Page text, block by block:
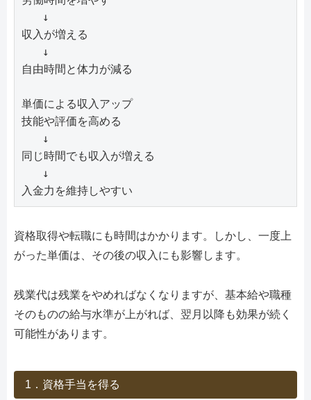
収入が増える
自由時間と体力が減る
単価による収入アップ
技能や評価を高める
同じ時間でも収入が増える
入金力を維持しやすい
資格取得や転職にも時間はかかります。しかし、一度上
がった単価は、その後の収入にも影響します。
残業代は残業をやめればなくなりますが、基本給や職種
そのものの給与水準が上がれば、翌月以降も効果が続く
可能性があります。
1．資格手当を得る